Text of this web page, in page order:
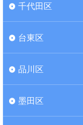
千代田区
台東区
品川区
墨田区